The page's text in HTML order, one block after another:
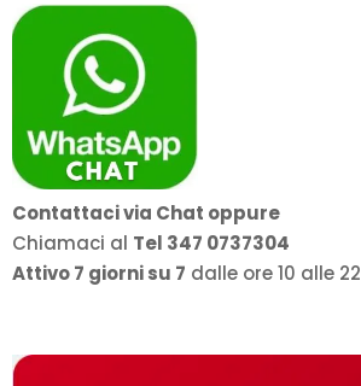
Contattaci via Chat oppure
Chiamaci al Tel 347 0737304
Attivo 7 giorni su 7 dalle ore 10 alle 22